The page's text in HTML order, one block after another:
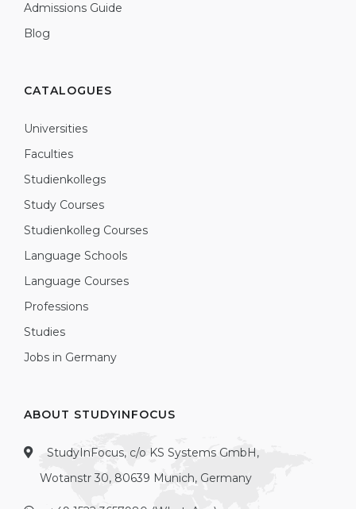
Admissions Guide
Blog
CATALOGUES
Universities
Faculties
Studienkollegs
Study Courses
Studienkolleg Courses
Language Schools
Language Courses
Professions
Studies
Jobs in Germany
ABOUT STUDYINFOCUS
StudyInFocus, c/o KS Systems GmbH,
Wotanstr 30, 80639 Munich, Germany